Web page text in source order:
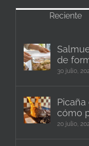
Reciente
de
30 julio,
cómo
20 julio,